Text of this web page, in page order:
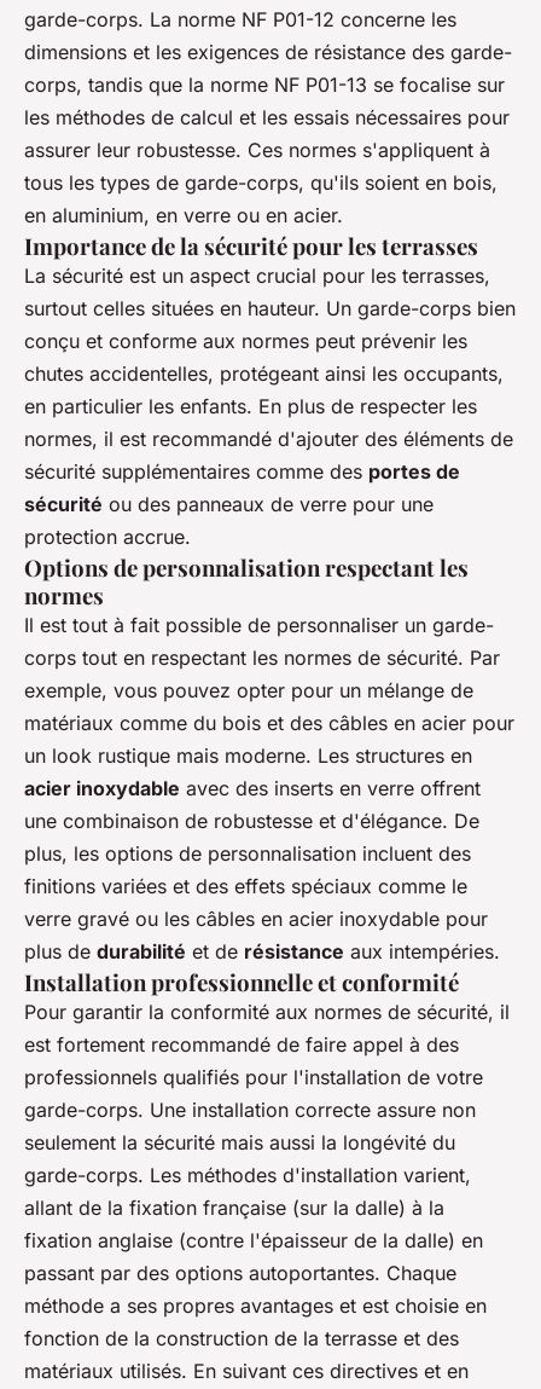
garde-corps. La norme NF P01-12 concerne les
dimensions et les exigences de résistance des garde-
corps, tandis que la norme NF P01-13 se focalise sur
les méthodes de calcul et les essais nécessaires pour
assurer leur robustesse. Ces normes s'appliquent à
tous les types de garde-corps, qu'ils soient en bois,
en aluminium, en verre ou en acier.
Importance de la sécurité pour les terrasses
La sécurité est un aspect crucial pour les terrasses,
surtout celles situées en hauteur. Un garde-corps bien
conçu et conforme aux normes peut prévenir les
chutes accidentelles, protégeant ainsi les occupants,
en particulier les enfants. En plus de respecter les
normes, il est recommandé d'ajouter des éléments de
sécurité supplémentaires comme des portes de
sécurité ou des panneaux de verre pour une
protection accrue.
Options de personnalisation respectant les
normes
Il est tout à fait possible de personnaliser un garde-
corps tout en respectant les normes de sécurité. Par
exemple, vous pouvez opter pour un mélange de
matériaux comme du bois et des câbles en acier pour
un look rustique mais moderne. Les structures en
acier inoxydable avec des inserts en verre offrent
une combinaison de robustesse et d'élégance. De
plus, les options de personnalisation incluent des
finitions variées et des effets spéciaux comme le
verre gravé ou les câbles en acier inoxydable pour
plus de durabilité et de résistance aux intempéries.
Installation professionnelle et conformité
Pour garantir la conformité aux normes de sécurité, il
est fortement recommandé de faire appel à des
professionnels qualifiés pour l'installation de votre
garde-corps. Une installation correcte assure non
seulement la sécurité mais aussi la longévité du
garde-corps. Les méthodes d'installation varient,
allant de la fixation française (sur la dalle) à la
fixation anglaise (contre l'épaisseur de la dalle) en
passant par des options autoportantes. Chaque
méthode a ses propres avantages et est choisie en
fonction de la construction de la terrasse et des
matériaux utilisés. En suivant ces directives et en